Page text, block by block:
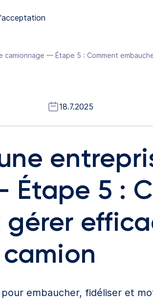
18.7.2025
Étape 5 :
embaucher, fidéliser et